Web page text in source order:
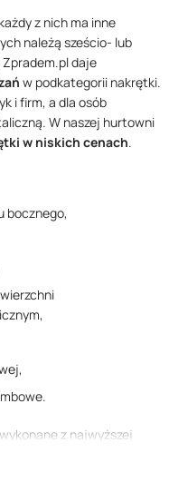
z nich ma inne
należą sześcio- lub
daje
w podkategorii nakrętki.
i firm, a dla osób
W naszej hurtowni
w niskich cenach.
bocznego,
z najwyższej
żywotność